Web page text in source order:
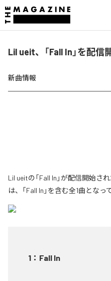
Lil ueit、「Fall In」を配信
新曲情報
Lil ueitの「Fall In」が配信開始さ
は、「Fall In」を含む全1曲となっ
1 ： Fall In